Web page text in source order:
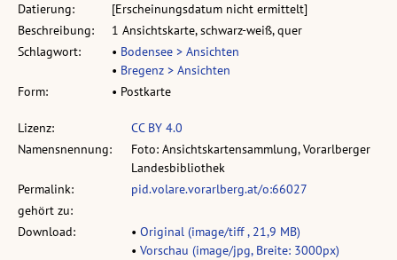
Datierung:
[Erscheinungsdatum nicht ermittelt]
Beschreibung:
1 Ansichtskarte, schwarz-weiß, quer
Schlagwort:
• Bodensee > Ansichten
• Bregenz > Ansichten
Form:
• Postkarte
Lizenz:
CC BY 4.0
Namensnennung:
Foto: Ansichtskartensammlung, Vorarlberger
Landesbibliothek
Permalink:
pid.volare.vorarlberg.at/o:66027
gehört zu:
Download:
• Original (image/tiff , 21,9 MB)
• Vorschau (image/jpg, Breite: 3000px)